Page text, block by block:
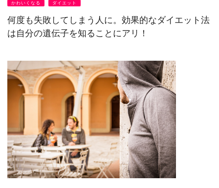
かわいくなる ダイエット
何度も失敗してしまう人に。効果的なダイエット法
は自分の遺伝子を知ることにアリ！